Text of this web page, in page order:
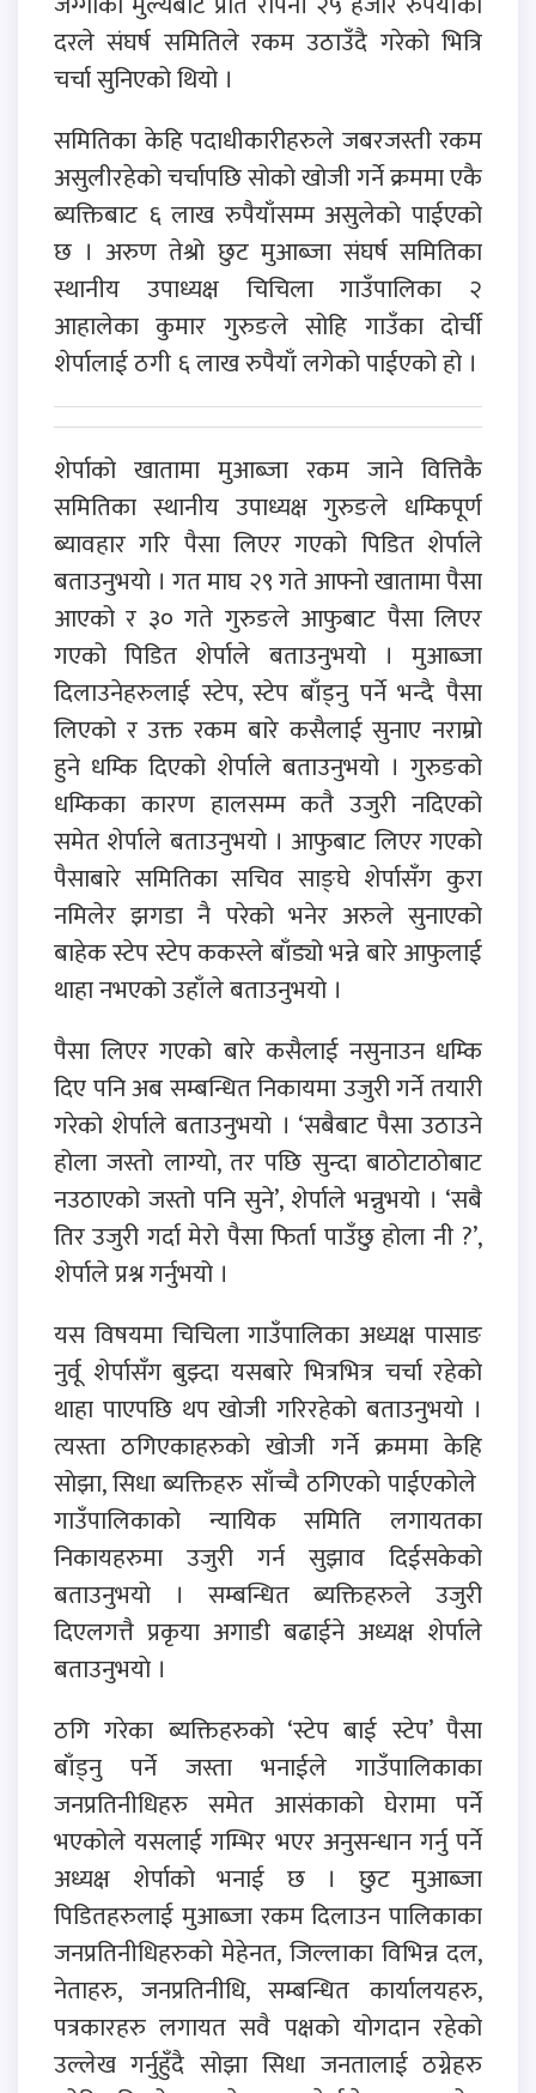
दरले संघर्ष समितिले रकम उठाउँदै गरेको भित्रि
चर्चा सुनिएको थियो ।
समितिका केहि पदाधीकारीहरुले जबरजस्ती रकम
असुलीरहेको चर्चापछि सोको खोजी गर्ने क्रममा एकै
ब्यक्तिबाट ६ लाख रुपैयाँसम्म असुलेको पाईएको
छ । अरुण तेश्रो छुट मुआब्जा संघर्ष समितिका
स्थानीय उपाध्यक्ष चिचिला गाउँपालिका २
आहालेका कुमार गुरुङले सोहि गाउँका दोर्ची
शेर्पालाई ठगी ६ लाख रुपैयाँ लगेको पाईएको हो ।
शेर्पाको खातामा मुआब्जा रकम जाने वित्तिकै
समितिका स्थानीय उपाध्यक्ष गुरुङले धम्किपूर्ण
ब्यावहार गरि पैसा लिएर गएको पिडित शेर्पाले
बताउनुभयो । गत माघ २९ गते आफ्नो खातामा पैसा
आएको र ३० गते गुरुङले आफुबाट पैसा लिएर
गएको पिडित शेर्पाले बताउनुभयो । मुआब्जा
दिलाउनेहरुलाई स्टेप, स्टेप बाँड्नु पर्ने भन्दै पैसा
लिएको र उक्त रकम बारे कसैलाई सुनाए नराम्रो
हुने धम्कि दिएको शेर्पाले बताउनुभयो । गुरुङको
धम्किका कारण हालसम्म कतै उजुरी नदिएको
समेत शेर्पाले बताउनुभयो । आफुबाट लिएर गएको
पैसाबारे समितिका सचिव साङ्घे शेर्पासँग कुरा
नमिलेर झगडा नै परेको भनेर अरुले सुनाएको
बाहेक स्टेप स्टेप ककस्ले बाँड्यो भन्ने बारे आफुलाई
थाहा नभएको उहाँले बताउनुभयो ।
पैसा लिएर गएको बारे कसैलाई नसुनाउन धम्कि
दिए पनि अब सम्बन्धित निकायमा उजुरी गर्ने तयारी
गरेको शेर्पाले बताउनुभयो । ‘सबैबाट पैसा उठाउने
होला जस्तो लाग्यो, तर पछि सुन्दा बाठोटाठोबाट
नउठाएको जस्तो पनि सुने’, शेर्पाले भन्नुभयो । ‘सबै
तिर उजुरी गर्दा मेरो पैसा फिर्ता पाउँछु होला नी ?’,
शेर्पाले प्रश्न गर्नुभयो ।
यस विषयमा चिचिला गाउँपालिका अध्यक्ष पासाङ
नुर्वू शेर्पासँग बुझ्दा यसबारे भित्रभित्र चर्चा रहेकाे
थाहा पाएपछि थप खाेजी गरिरहेकाे बताउनुभयाे ।
त्यस्ता ठगिएकाहरुकाे खाेजी गर्ने क्रममा केहि
साेझा, सिधा ब्यक्तिहरु साँच्चै ठगिएकाे पाईएकाेले
गाउँपालिकाको न्यायिक समिति लगायतका
निकायहरुमा उजुरी गर्न सुझाव दिईसकेको
बताउनुभयो । सम्बन्धित ब्यक्तिहरुले उजुरी
दिएलगत्तै प्रकृया अगाडी बढाईने अध्यक्ष शेर्पाले
बताउनुभयाे ।
ठगि गरेका ब्यक्तिहरुकाे ‘स्टेप बाई स्टेप’ पैसा
बाँड्नु पर्ने जस्ता भनाईले गाउँपालिकाका
जनप्रतिनीधिहरु समेत आसंकाको घेरामा पर्ने
भएकोले यसलाई गम्भिर भएर अनुसन्धान गर्नु पर्ने
अध्यक्ष शेर्पाको भनाई छ । छुट मुआब्जा
पिडितहरुलाई मुआब्जा रकम दिलाउन पालिकाका
जनप्रतिनीधिहरुको मेहेनत, जिल्लाका विभिन्न दल,
नेताहरु, जनप्रतिनीधि, सम्बन्धित कार्यालयहरु,
पत्रकारहरु लगायत सवै पक्षको योगदान रहेको
उल्लेख गर्नुहुँदै सोझा सिधा जनतालाई ठग्नेहरु